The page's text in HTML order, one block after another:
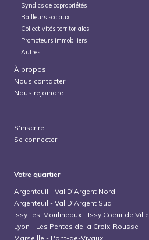
Syndics de copropriétés
Bailleurs sociaux
Collectivités territoriales
Promoteurs immobiliers
Autres
À propos
Nous contacter
Nous rejoindre
S'inscrire
Se connecter
Votre quartier
Argenteuil -Val D'Argent Nord
Argenteuil -Val D'Argent Sud
Issy-les-Moulineaux - Issy Coeur de Ville
Lyon - Les Pentes de la Croix-Rousse
Marseille - Pont-de-Vivaux